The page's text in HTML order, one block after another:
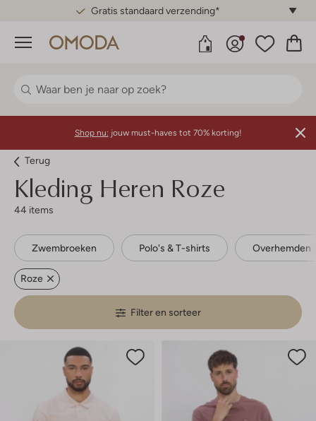
Gratis standaard verzending*
Menu
Shop nu: jouw must-haves tot 70% korting!
Terug
Kleding Heren Roze
44 items
Zwembroeken Polo's & T-shirts Overhemden
Roze
Filter en sorteer